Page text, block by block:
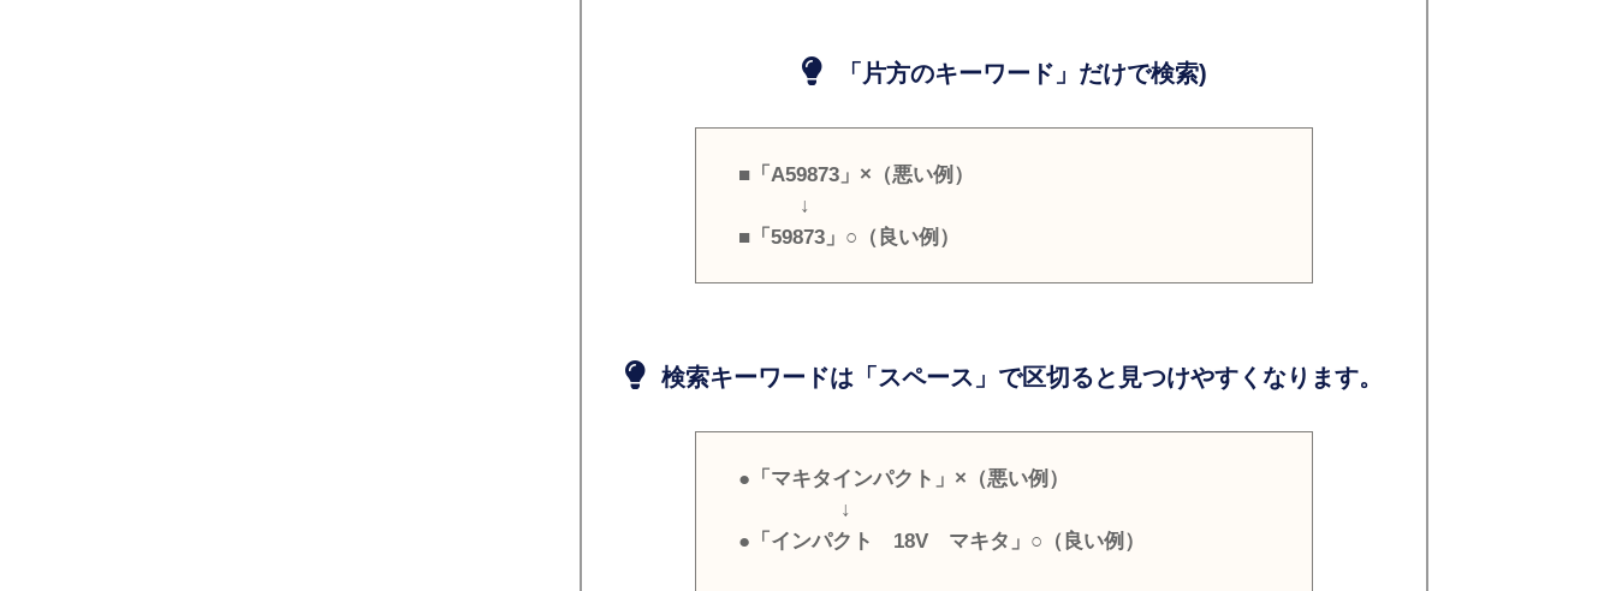
「片方のキーワード」だけで検索)
■「A59873」×（悪い例）
↓
■「59873」○（良い例）
検索キーワードは「スペース」で区切ると見つけやすくなります。
●「マキタインパクト」×（悪い例）
↓
●「インパクト 18V マキタ」○（良い例）